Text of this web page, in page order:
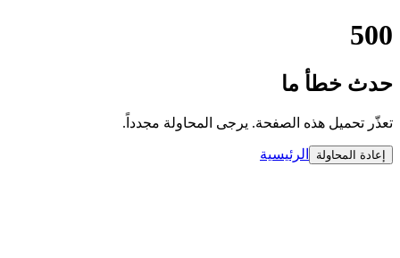
500
حدث خطأ ما
تعذّر تحميل هذه الصفحة. يرجى المحاولة مجدداً.
إعادة المحاولة الرئيسية